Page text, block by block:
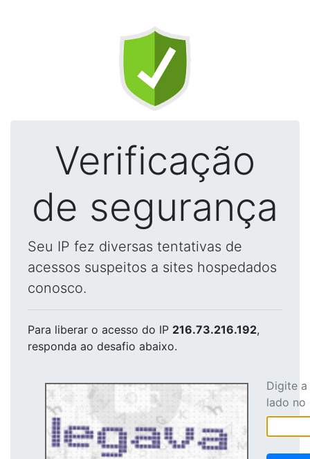
Verificação
de segurança
Seu IP fez diversas tentativas de
acessos suspeitos a sites hospedados
conosco.
Para liberar o acesso do IP 216.73.216.192,
responda ao desafio abaixo.
Digite
lado no